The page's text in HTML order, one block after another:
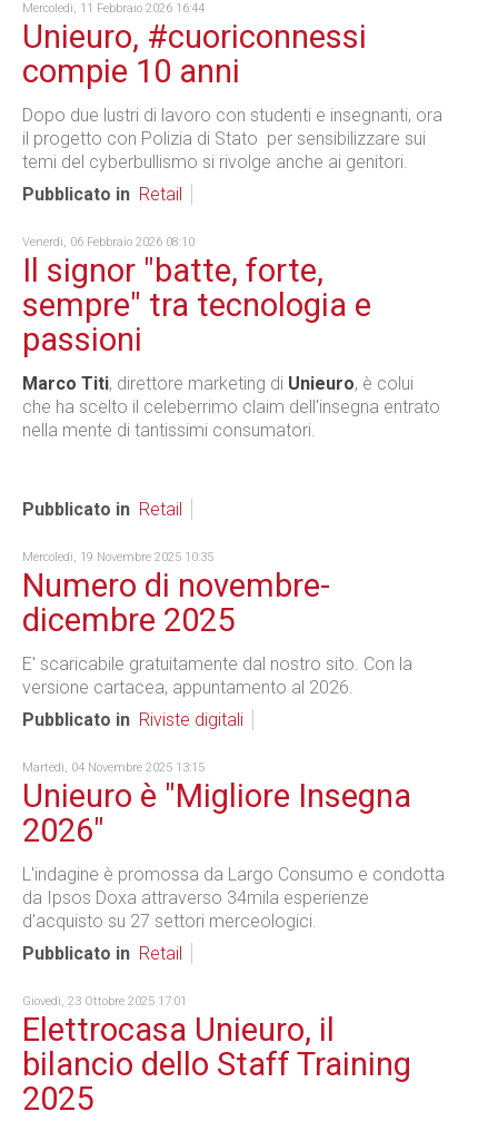
Mercoledì, 11 Febbraio 2026 16:44
Unieuro, #cuoriconnessi
compie 10 anni
Dopo due lustri di lavoro con studenti e insegnanti, ora
il progetto con Polizia di Stato per sensibilizzare sui
temi del cyberbullismo si rivolge anche ai genitori.
Pubblicato in Retail
Venerdì, 06 Febbraio 2026 08:10
Il signor "batte, forte,
sempre" tra tecnologia e
passioni
Marco Titi, direttore marketing di Unieuro, è colui
che ha scelto il celeberrimo claim dell'insegna entrato
nella mente di tantissimi consumatori.
Pubblicato in Retail
Mercoledì, 19 Novembre 2025 10:35
Numero di novembre-
dicembre 2025
E' scaricabile gratuitamente dal nostro sito. Con la
versione cartacea, appuntamento al 2026.
Pubblicato in Riviste digitali
Martedì, 04 Novembre 2025 13:15
Unieuro è "Migliore Insegna
2026"
L'indagine è promossa da Largo Consumo e condotta
da Ipsos Doxa attraverso 34mila esperienze
d'acquisto su 27 settori merceologici.
Pubblicato in Retail
Giovedì, 23 Ottobre 2025 17:01
Elettrocasa Unieuro, il
bilancio dello Staff Training
2025